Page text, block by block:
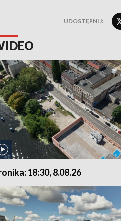
UDOSTĘPNIJ:
18:30, 8.08.26